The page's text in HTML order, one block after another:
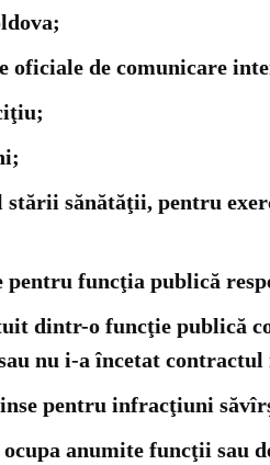
oficiale de comunicare
stării sănătăţii, pentru
pentru funcţia publică
dintr-o funcţie publică
nu i-a încetat
pentru infracţiuni
anumite funcţii sau